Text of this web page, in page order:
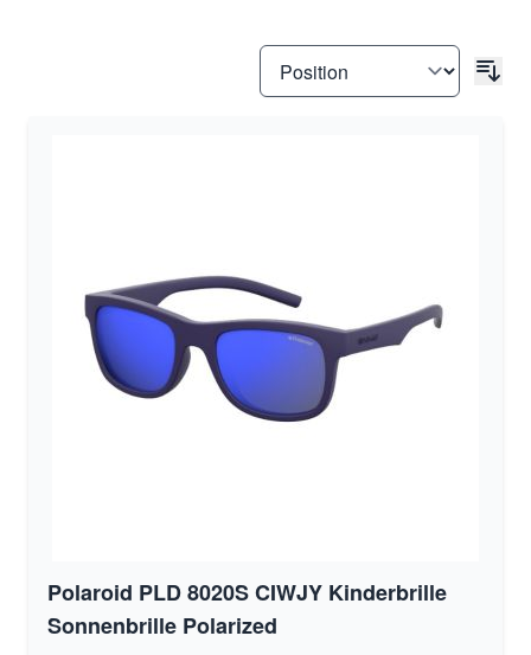
Polaroid PLD 8020S CIWJY Kinderbrille
Sonnenbrille Polarized